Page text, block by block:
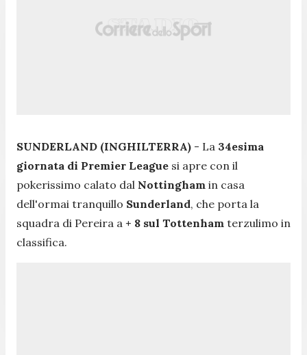
SUNDERLAND (INGHILTERRA) - La 34esima
giornata di Premier League si apre con il
pokerissimo calato dal Nottingham in casa
dell'ormai tranquillo Sunderland, che porta la
squadra di Pereira a + 8 sul Tottenham terzulimo in
classifica.